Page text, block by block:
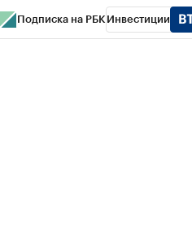
Подписка на РБК Инвестиции